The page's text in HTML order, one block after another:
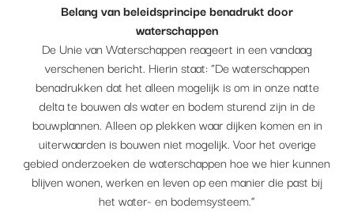
Belang van beleidsprincipe benadrukt door
waterschappen
De Unie van Waterschappen reageert in een vandaag
verschenen bericht. Hierin staat: “De waterschappen
benadrukken dat het alleen mogelijk is om in onze natte
delta te bouwen als water en bodem sturend zijn in de
bouwplannen. Alleen op plekken waar dijken komen en in
uiterwaarden is bouwen niet mogelijk. Voor het overige
gebied onderzoeken de waterschappen hoe we hier kunnen
blijven wonen, werken en leven op een manier die past bij
het water- en bodemsysteem.”